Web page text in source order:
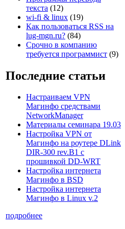
текста (12)
wi-fi & linux (19)
Как пользоваться RSS на
lug-mgn.ru? (84)
Срочно в компанию
требуется программист (9)
Последние статьи
Настраиваем VPN
Магинфо средствами
NetworkManager
Материалы семинара 19.03
Настройка VPN от
Магинфо на роутере DLink
DIR-300 rev.B1 с
прошивкой DD-WRT
Настройка интернета
Магинфо в BSD
Настройка интернета
Магинфо в Linux v.2
подробнее